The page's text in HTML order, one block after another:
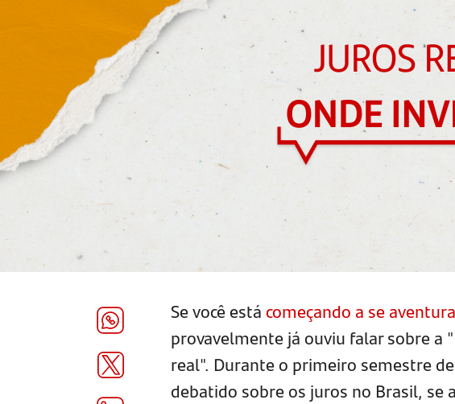
Se você estácomeçando a se
provavelmente já ouviu falar sobre a
real". Durante o primeiro semestre
debatido sobre os juros no Brasil, se a